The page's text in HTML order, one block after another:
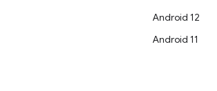
Android 12
Android 11